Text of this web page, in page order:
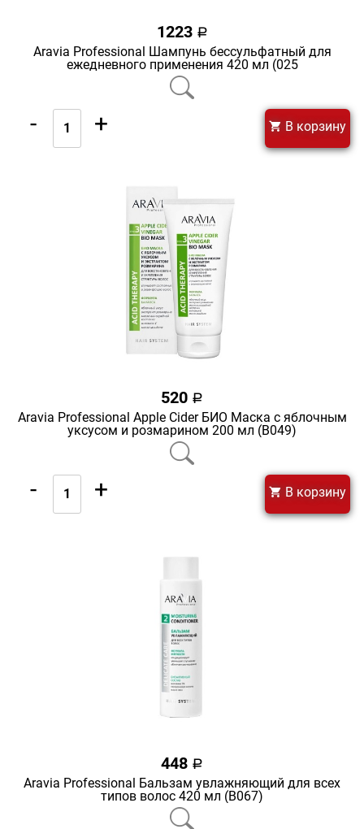
1223 a
Aravia Professional Шампунь бессульфатный для
ежедневного применения 420 мл (025
- + В корзину
520 a
Aravia Professional Apple Cider БИО Маска с яблочным
уксусом и розмарином 200 мл (В049)
- + В корзину
448 a
Aravia Professional Бальзам увлажняющий для всех
типов волос 420 мл (В067)